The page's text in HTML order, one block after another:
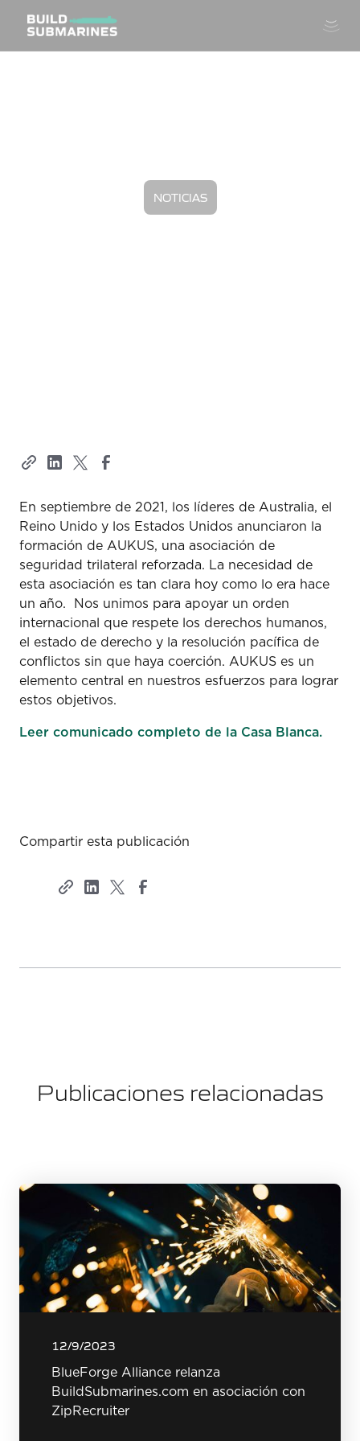
NOTICIAS
En septiembre de 2021, los líderes de Australia, el
Reino Unido y los Estados Unidos anunciaron la
formación de AUKUS, una asociación de
seguridad trilateral reforzada. La necesidad de
esta asociación es tan clara hoy como lo era hace
un año. Nos unimos para apoyar un orden
internacional que respete los derechos humanos,
el estado de derecho y la resolución pacífica de
conflictos sin que haya coerción. AUKUS es un
elemento central en nuestros esfuerzos para lograr
estos objetivos.
Leer comunicado completo de la Casa Blanca.
Compartir esta publicación
Publicaciones relacionadas
12/9/2023
BlueForge Alliance relanza
BuildSubmarines.com en asociación con
ZipRecruiter